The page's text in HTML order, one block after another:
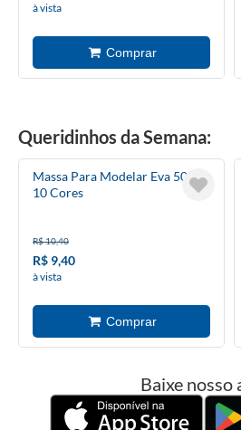
à vista
Queridinhos da Semana:
Massa Para Modelar Eva 50g
10 Cores
R$ 10,40
R$ 9,40
à vista
Baixe nosso